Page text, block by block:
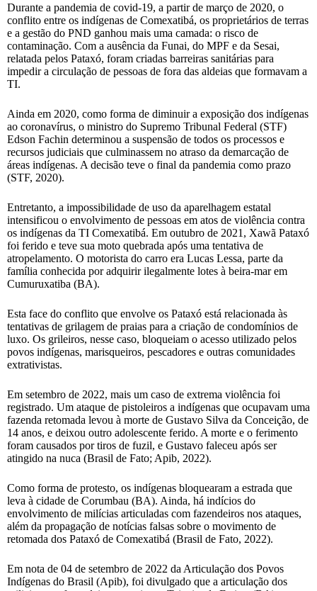
Durante a pandemia de covid-19, a partir de março de 2020, o
conflito entre os indígenas de Comexatibá, os proprietários de terras
e a gestão do PND ganhou mais uma camada: o risco de
contaminação. Com a ausência da Funai, do MPF e da Sesai,
relatada pelos Pataxó, foram criadas barreiras sanitárias para
impedir a circulação de pessoas de fora das aldeias que formavam a
TI.
Ainda em 2020, como forma de diminuir a exposição dos indígenas
ao coronavírus, o ministro do Supremo Tribunal Federal (STF)
Edson Fachin determinou a suspensão de todos os processos e
recursos judiciais que culminassem no atraso da demarcação de
áreas indígenas. A decisão teve o final da pandemia como prazo
(STF, 2020).
Entretanto, a impossibilidade de uso da aparelhagem estatal
intensificou o envolvimento de pessoas em atos de violência contra
os indígenas da TI Comexatibá. Em outubro de 2021, Xawã Pataxó
foi ferido e teve sua moto quebrada após uma tentativa de
atropelamento. O motorista do carro era Lucas Lessa, parte da
família conhecida por adquirir ilegalmente lotes à beira-mar em
Cumuruxatiba (BA).
Esta face do conflito que envolve os Pataxó está relacionada às
tentativas de grilagem de praias para a criação de condomínios de
luxo. Os grileiros, nesse caso, bloqueiam o acesso utilizado pelos
povos indígenas, marisqueiros, pescadores e outras comunidades
extrativistas.
Em setembro de 2022, mais um caso de extrema violência foi
registrado. Um ataque de pistoleiros a indígenas que ocupavam uma
fazenda retomada levou à morte de Gustavo Silva da Conceição, de
14 anos, e deixou outro adolescente ferido. A morte e o ferimento
foram causados por tiros de fuzil, e Gustavo faleceu após ser
atingido na nuca (Brasil de Fato; Apib, 2022).
Como forma de protesto, os indígenas bloquearam a estrada que
leva à cidade de Corumbau (BA). Ainda, há indícios do
envolvimento de milícias articuladas com fazendeiros nos ataques,
além da propagação de notícias falsas sobre o movimento de
retomada dos Pataxó de Comexatibá (Brasil de Fato, 2022).
Em nota de 04 de setembro de 2022 da Articulação dos Povos
Indígenas do Brasil (Apib), foi divulgado que a articulação dos